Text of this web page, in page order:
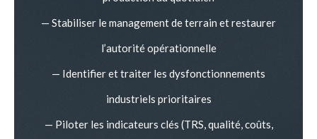
— Stabiliser le management de terrain et restaurer
l’autorité opérationnelle
— Identifier et traiter les dysfonctionnements
industriels prioritaires
— Piloter les indicateurs clés (TRS, qualité, coûts,